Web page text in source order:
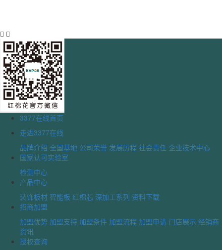
3377在线首页
走进3377在线
品牌介绍 全国基地 公司荣誉 发展历程 社会责任 企业技术中心
国家认可实验室
检测中心
产品中心
装饰板材 智能板 红棉芯 深加工系列 资料下载
招商加盟
加盟优势 加盟支持 加盟条件 加盟流程 加盟申请 门店展示 经销商
资讯
授权查询